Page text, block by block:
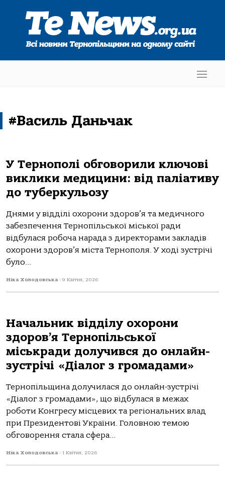
#Василь Даньчак
У Тернополі обговорили ключові
виклики медицини: від паліативу
до туберкульозу
Днями у відділі охорони здоров’я та медичного
забезпечення Тернопільської міської ради
відбулася робоча нарада з директорами закладів
охорони здоров’я міста Тернополя. У ході зустрічі
було...
Ніка Холодовська - 9 Квітня, 2026
Начальник відділу охорони
здоров’я Тернопільської
міськради долучився до онлайн-
зустрічі «Діалог з громадами»
Тернопільщина долучилася до онлайн-зустрічі
«Діалог з громадами», що відбулася в межах
роботи Конгресу місцевих та регіональних влад
при Президентові України. Головною темою
обговорення стала сфера...
Ніка Холодовська - 1 Квітня, 2026